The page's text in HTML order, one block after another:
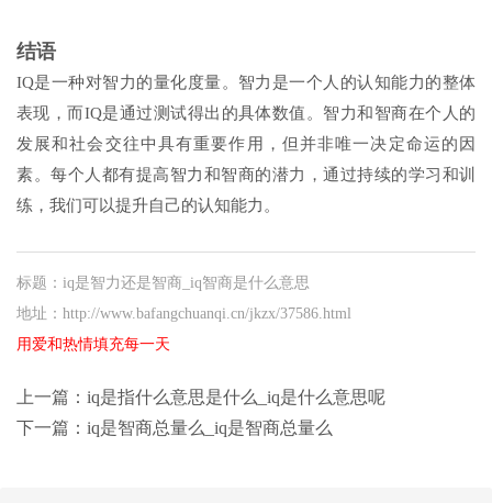
结语
IQ是一种对智力的量化度量。智力是一个人的认知能力的整体
表现，而IQ是通过测试得出的具体数值。智力和智商在个人的
发展和社会交往中具有重要作用，但并非唯一决定命运的因
素。每个人都有提高智力和智商的潜力，通过持续的学习和训
练，我们可以提升自己的认知能力。
标题：iq是智力还是智商_iq智商是什么意思
地址：http://www.bafangchuanqi.cn/jkzx/37586.html
用爱和热情填充每一天
上一篇： iq是指什么意思是什么_iq是什么意思呢
下一篇： iq是智商总量么_iq是智商总量么